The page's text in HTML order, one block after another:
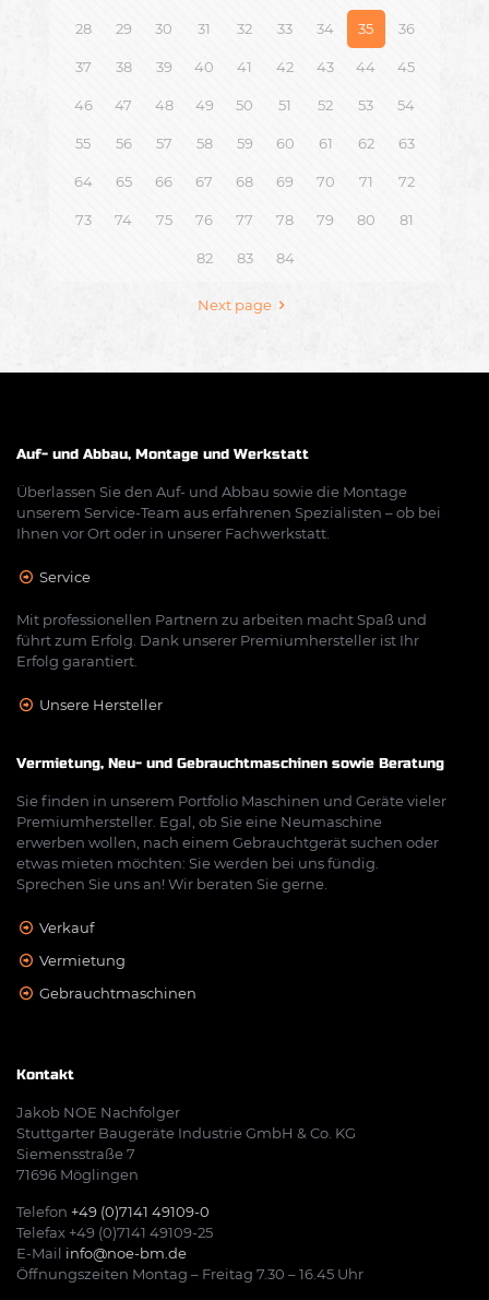
28 29 30 31 32 33 34 35 36
37 38 39 40 41 42 43 44 45
46 47 48 49 50 51 52 53 54
55 56 57 58 59 60 61 62 63
64 65 66 67 68 69 70 71 72
73 74 75 76 77 78 79 80 81
82 83 84
Next page
Auf- und Abbau, Montage und Werkstatt
Überlassen Sie den Auf- und Abbau sowie die Montage
unserem Service-Team aus erfahrenen Spezialisten – ob bei
Ihnen vor Ort oder in unserer Fachwerkstatt.
Service
Mit professionellen Partnern zu arbeiten macht Spaß und
führt zum Erfolg. Dank unserer Premiumhersteller ist Ihr
Erfolg garantiert.
Unsere Hersteller
Vermietung, Neu- und Gebrauchtmaschinen sowie Beratung
Sie finden in unserem Portfolio Maschinen und Geräte vieler
Premiumhersteller. Egal, ob Sie eine Neumaschine
erwerben wollen, nach einem Gebrauchtgerät suchen oder
etwas mieten möchten: Sie werden bei uns fündig.
Sprechen Sie uns an! Wir beraten Sie gerne.
Verkauf
Vermietung
Gebrauchtmaschinen
Kontakt
Jakob NOE Nachfolger
Stuttgarter Baugeräte Industrie GmbH & Co. KG
Siemensstraße 7
71696 Möglingen
Telefon +49 (0)7141 49109-0
Telefax +49 (0)7141 49109-25
E-Mail info@noe-bm.de
Öffnungszeiten Montag – Freitag 7.30 – 16.45 Uhr